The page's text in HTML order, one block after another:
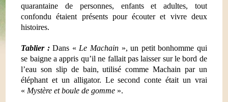
quarantaine de personnes, enfants et adultes, tout
confondu étaient présents pour écouter et vivre deux
histoires.
Tablier :Dans « Le Machain », un petit bonhomme qui
se baigne a appris qu’il ne fallait pas laisser sur le bord de
l’eau son slip de bain, utilisé comme Machain par un
éléphant et un alligator. Le second conte était un vrai
« Mystère et boule de gomme ».